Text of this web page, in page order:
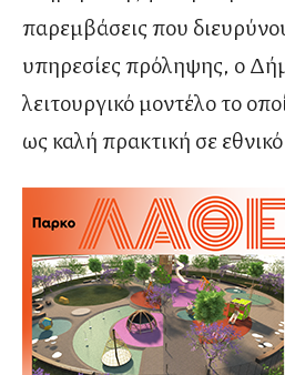
παρεμβάσεις που
υπηρεσίες πρόληψης, ο
λειτουργικό μοντέλο το
ως καλή πρακτική σε